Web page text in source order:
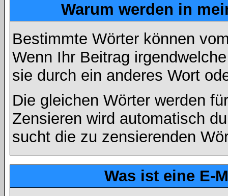
Warum werden in
Bestimmte Wörter können
Wenn Ihr Beitrag
sie durch ein anderes Wort
Die gleichen Wörter werden
Zensieren wird automatisch
sucht die zu zensierenden
Was ist eine E-